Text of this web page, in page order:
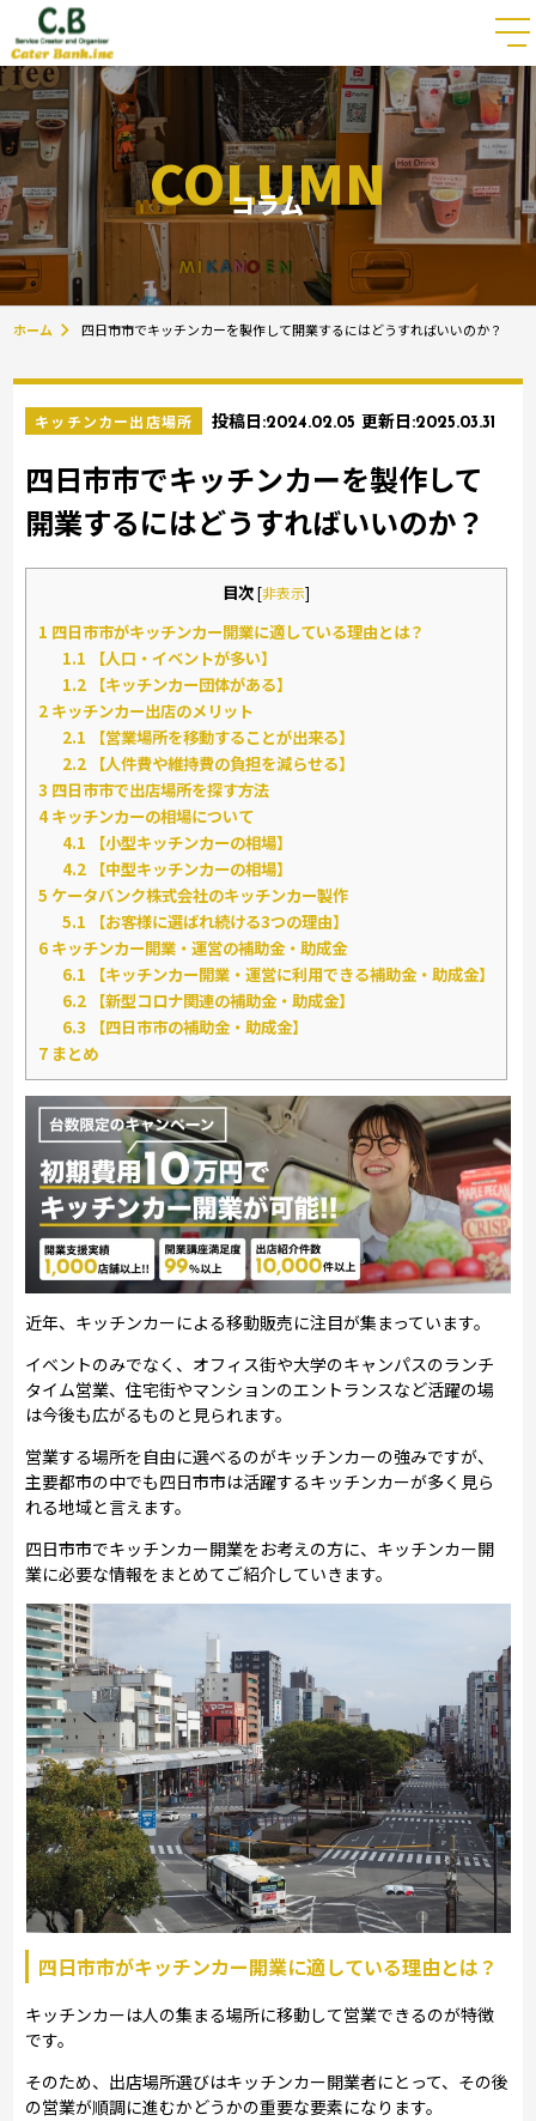
COLUMN
コラム
ホーム 四日市市でキッチンカーを製作して開業するにはどうすればいいのか？
キッチンカー出店場所 投稿日:2024.02.05 更新日:2025.03.31
四日市市でキッチンカーを製作して
開業するにはどうすればいいのか？
目次[非表示]
1 四日市市がキッチンカー開業に適している理由とは？
1.1 【人口・イベントが多い】
1.2 【キッチンカー団体がある】
2 キッチンカー出店のメリット
2.1 【営業場所を移動することが出来る】
2.2 【人件費や維持費の負担を減らせる】
3 四日市市で出店場所を探す方法
4キッチンカーの相場について
4.1 【小型キッチンカーの相場】
4.2 【中型キッチンカーの相場】
5 ケータバンク株式会社のキッチンカー製作
5.1 【お客様に選ばれ続ける3つの理由】
6 キッチンカー開業・運営の補助金・助成金
6.1 【キッチンカー開業・運営に利用できる補助金・助成金】
6.2 【新型コロナ関連の補助金・助成金】
6.3 【四日市市の補助金・助成金】
7 まとめ
近年、キッチンカーによる移動販売に注目が集まっています。
イベントのみでなく、オフィス街や大学のキャンパスのランチ
タイム営業、住宅街やマンションのエントランスなど活躍の場
は今後も広がるものと見られます。
営業する場所を自由に選べるのがキッチンカーの強みですが、
主要都市の中でも四日市市は活躍するキッチンカーが多く見ら
れる地域と言えます。
四日市市でキッチンカー開業をお考えの方に、キッチンカー開
業に必要な情報をまとめてご紹介していきます。
四日市市がキッチンカー開業に適している理由とは？
キッチンカーは人の集まる場所に移動して営業できるのが特徴
です。
そのため、出店場所選びはキッチンカー開業者にとって、その後
の営業が順調に進むかどうかの重要な要素になります。